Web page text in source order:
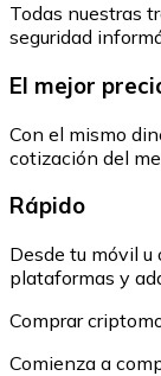
Todas nuestras
seguridad
El mejor
Con el mismo
cotización del
Rápido
Desde tu móvil u
plataformas y
Comprar
Comienza a